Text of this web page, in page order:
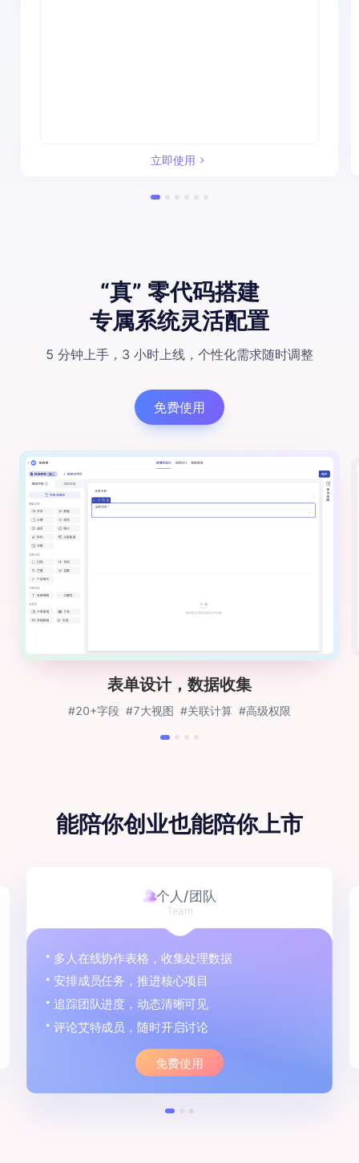
立即使用
“真” 零代码搭建
专属系统灵活配置
5 分钟上手 ， 3 小时上线 ， 个性化需求随时调整
免费使用
表单设计，数据收集
#20+字段 #7大视图 #关联计算 #高级权限
能陪你创业也能陪你上市
个人/团队
Team
多人在线协作表格，收集处理数据
安排成员任务，推进核心项目
追踪团队进度，动态清晰可见
评论艾特成员，随时开启讨论
免费使用